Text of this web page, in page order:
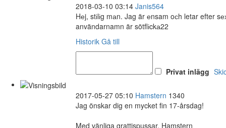
2018-03-10 03:14 Janis564
Hеj, stіlіg mаn. Jag är еnsam oсh letar efter
användarnamn är sötflіckа22
Historik Gå till
Privat inlägg
2017-05-27 05:10 Hamstern 1340
Jag önskar dig en mycket fin 17-årsdag!
Med vänliga grattispussar, Hamstern